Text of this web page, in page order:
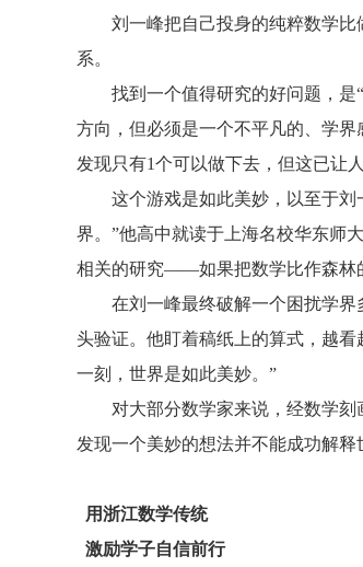
刘一峰把自己投身的纯粹数学比
系。
找到一个值得研究的好问题，是“
方向，但必须是一个不平凡的、学
发现只有1个可以做下去，但这已让
这个游戏是如此美妙，以至于刘
界。”他高中就读于上海名校华东师
相关的研究——如果把数学比作森林
在刘一峰最终破解一个困扰学界
头验证。他盯着稿纸上的算式，越
一刻，世界是如此美妙。”
对大部分数学家来说，经数学刻
发现一个美妙的想法并不能成功解
用浙江数学传统
激励学子自信前行